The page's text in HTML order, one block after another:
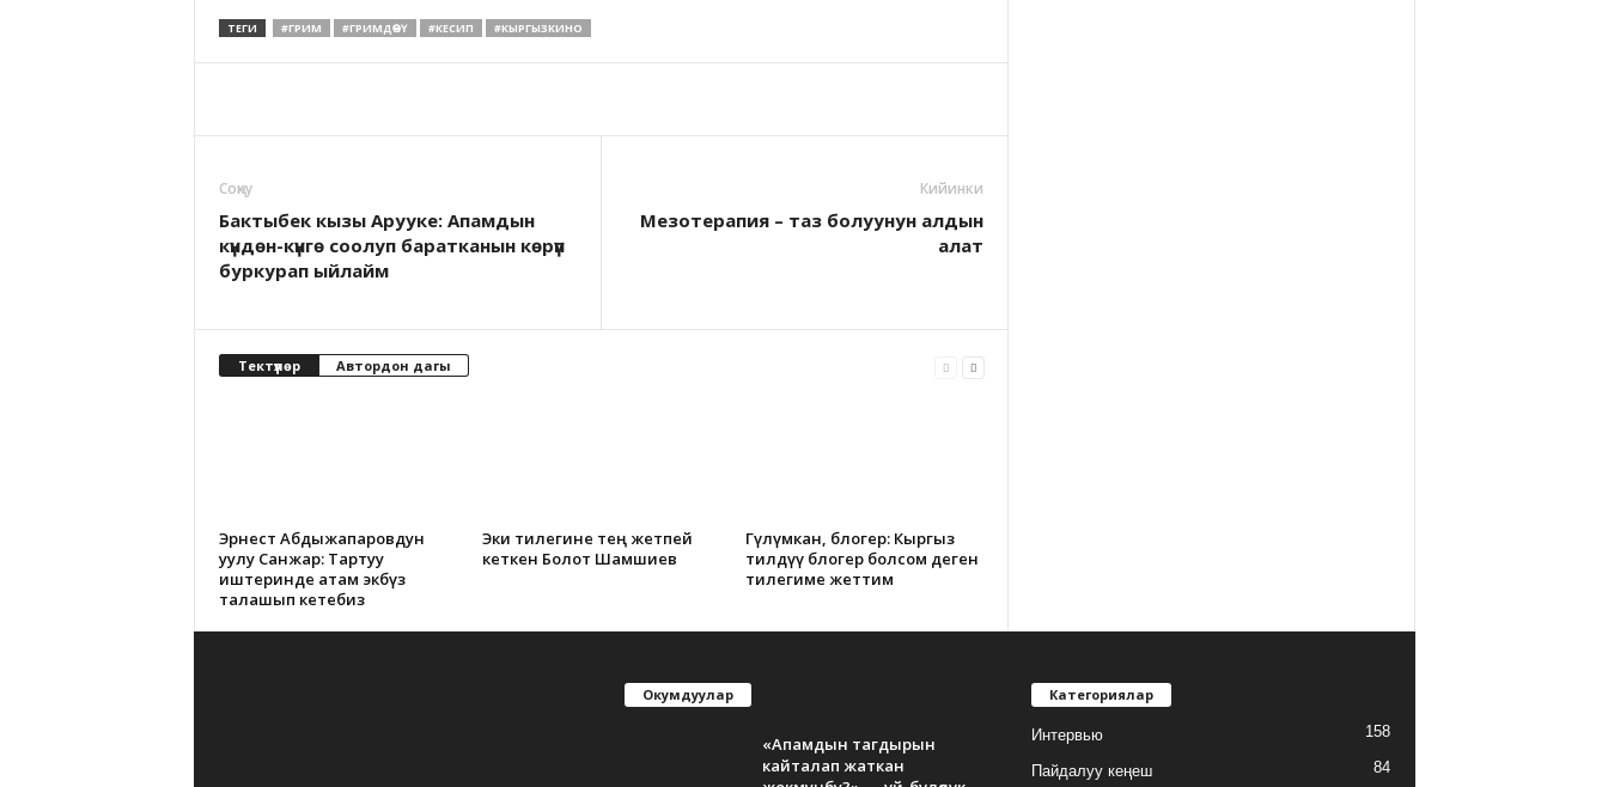
ТЕГИ #ГРИМ #ГРИМДӨӨЧҮ #КЕСИП #КЫРГЫЗКИНО
Соӊку
Бактыбек кызы Арууке: Апамдын
күндөн-күнгө соолуп баратканын көрүп
буркурап ыйлайм
Кийинки
Мезотерапия – таз болуунун алдын
алат
Тектүүлөр Автордон дагы
Эрнест Абдыжапаровдун
уулу Санжар: Тартуу
иштеринде атам экөөбүз
талашып кетебиз
Эки тилегине тең жетпей
кеткен Болот Шамшиев
Гүлүмкан, блогер: Кыргыз
тилдүү блогер болсом деген
тилегиме жеттим
Окумдуулар
«Апамдын тагдырын
кайталап жаткан
Категориялар
Интервью 158
Пайдалуу кеңеш 84